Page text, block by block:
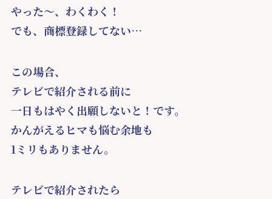
やった～、わくわく！
でも、商標登録してない…
この場合、
テレビで紹介される前に
一日もはやく出願しないと！です。
かんがえるヒマも悩む余地も
1ミリもありません。
テレビで紹介されたら